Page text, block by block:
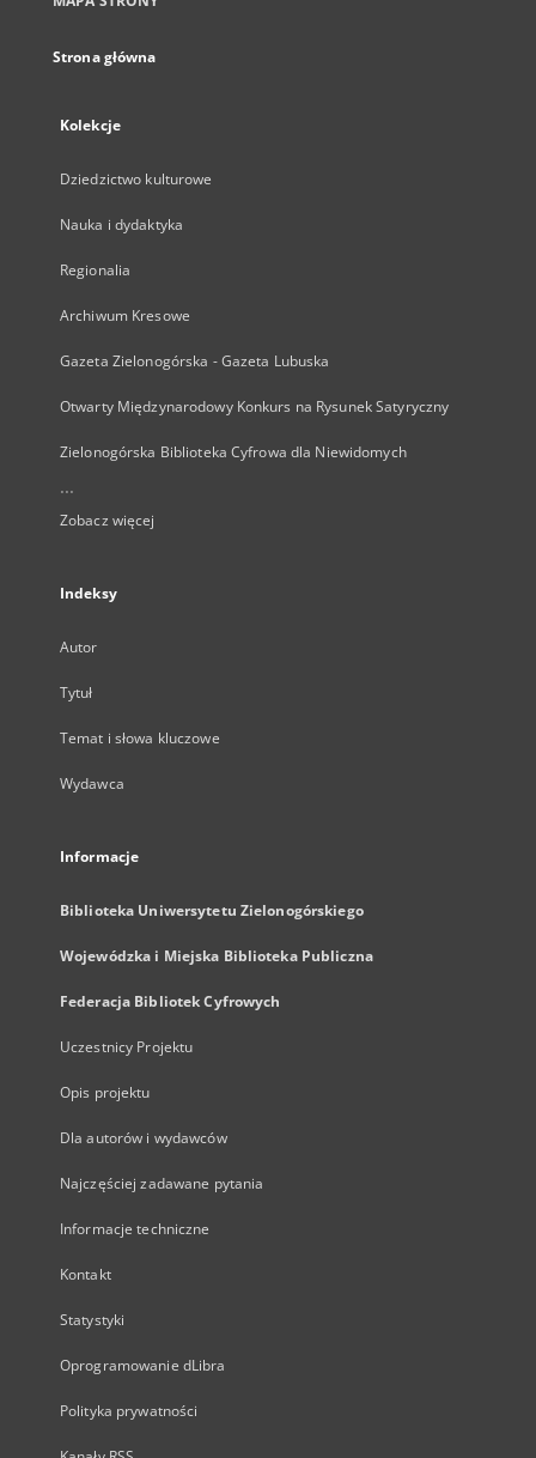
Strona główna
Kolekcje
Dziedzictwo kulturowe
Nauka i dydaktyka
Regionalia
Archiwum Kresowe
Gazeta Zielonogórska - Gazeta Lubuska
Otwarty Międzynarodowy Konkurs na Rysunek Satyryczny
Zielonogórska Biblioteka Cyfrowa dla Niewidomych
...
Zobacz więcej
Indeksy
Autor
Tytuł
Temat i słowa kluczowe
Wydawca
Informacje
Biblioteka Uniwersytetu Zielonogórskiego
Wojewódzka i Miejska Biblioteka Publiczna
Federacja Bibliotek Cyfrowych
Uczestnicy Projektu
Opis projektu
Dla autorów i wydawców
Najczęściej zadawane pytania
Informacje techniczne
Kontakt
Statystyki
Oprogramowanie dLibra
Polityka prywatności